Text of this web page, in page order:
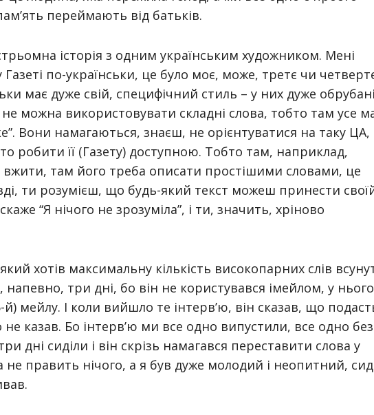
переймають від батьків.
історія з одним українським художником. Мені
по-українськи, це було моє, може, третє чи
має дуже свій, специфічний стиль – у них дуже
можна використовувати складні слова, тобто там усе
Вони намагаються, знаєш, не орієнтуватися на таку ЦА,
робити її (Газету) доступною. Тобто там, наприклад,
вжити, там його треба описати простішими словами, це
ти розумієш, що будь-який текст можеш принести
“Я нічого не зрозуміла”, і ти, значить, хріново
хотів максимальну кількість високопарних слів
напевно, три дні, бо він не користувався імейлом, у нього
мейлу. І коли вийшло те інтерв’ю, він сказав, що
не казав. Бо інтерв’ю ми все одно випустили, все одно без
дні сиділи і він скрізь намагався переставити слова у
не править нічого, а я був дуже молодий і неопитний,